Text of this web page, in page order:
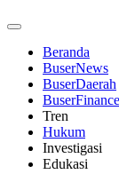
Beranda
BuserNews
BuserDaerah
BuserFinance
Tren
Hukum
Investigasi
Edukasi